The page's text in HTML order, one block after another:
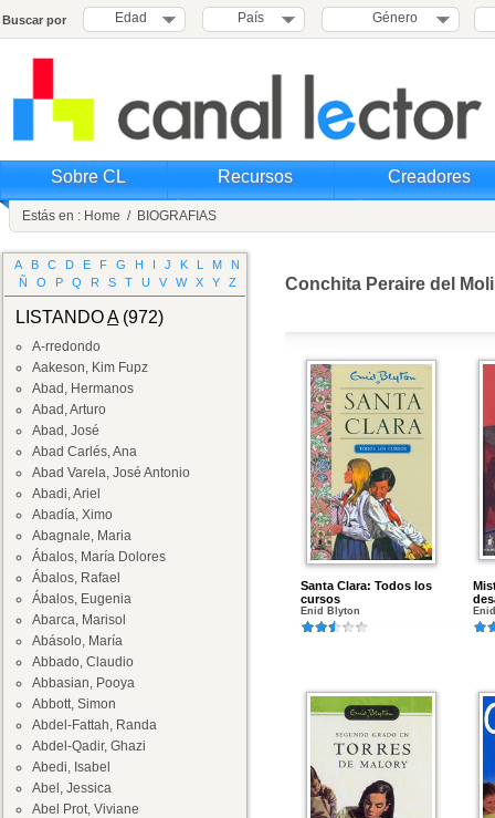
Buscar por Edad País Género
Sobre CL Recursos Creadores
Estás en : Home / BIOGRAFIAS
A B C D E F G H I J K L M
N
Ñ
O P Q R S T U V W X Y Z
LISTANDOA(972)
A-rredondo
Aakeson, Kim Fupz
Abad, Hermanos
Abad, Arturo
Abad, José
Abad Carlés, Ana
Abad Varela, José Antonio
Abadi, Ariel
Abadía, Ximo
Abagnale, Maria
Ábalos, María Dolores
Ábalos, Rafael
Ábalos, Eugenia
Abarca, Marisol
Abásolo, María
Abbado, Claudio
Abbasian, Pooya
Abbott, Simon
Abdel-Fattah, Randa
Abdel-Qadir, Ghazi
Abedi, Isabel
Abel, Jessica
Abel Prot, Viviane
Conchita Peraire del
Santa Clara: Todos los
cursos
Enid Blyton